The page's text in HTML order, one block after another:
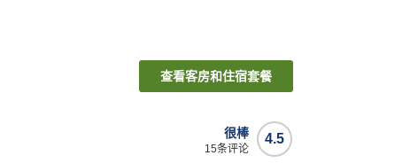
查看客房和住宿套餐
4.5
很棒
15条评论